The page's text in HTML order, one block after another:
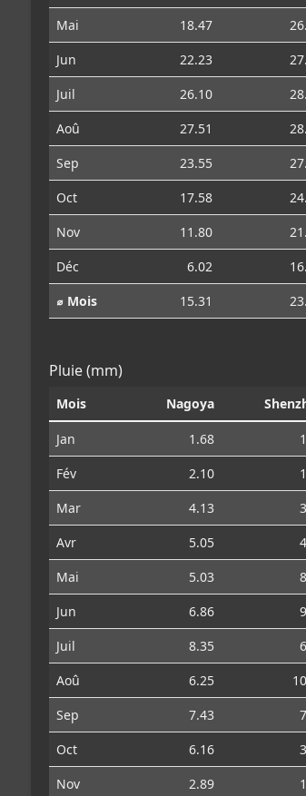
Mai
18.47
Jun
22.23
Juil
26.10
Aoû
27.51
Sep
23.55
Oct
17.58
Nov
11.80
Déc
6.02
⌀ Mois
15.31
Pluie (mm)
Mois Nagoya
Jan 1.68
Fév
2.10
Mar
4.13
Avr
5.05
Mai
5.03
Jun
6.86
Juil
8.35
Aoû
6.25
Sep
7.43
Oct
6.16
Nov
2.89